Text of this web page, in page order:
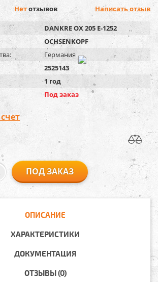
Нетотзывов Написать отзыв
DANKRE OX 205 E-1252
OCHSENKOPF
Германия
2525143
1 год
Под заказ
ПОД ЗАКАЗ
ОПИСАНИЕ
ХАРАКТЕРИСТИКИ
ДОКУМЕНТАЦИЯ
ОТЗЫВЫ (0)